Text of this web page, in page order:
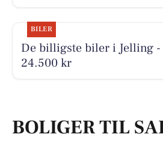
BILER
De billigste biler i Jelling -
24.500 kr
BOLIGER TIL